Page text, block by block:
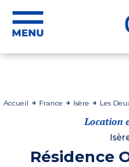
Accueil France Isère Les
Location
Résidence